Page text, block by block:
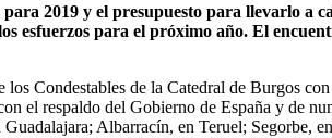
2019 y el presupuesto para llevarlo a
para el próximo año. El
Condestables de la Catedral de Burgos
el respaldo del Gobierno de España y de
Albarracín, en Teruel; Segorbe,